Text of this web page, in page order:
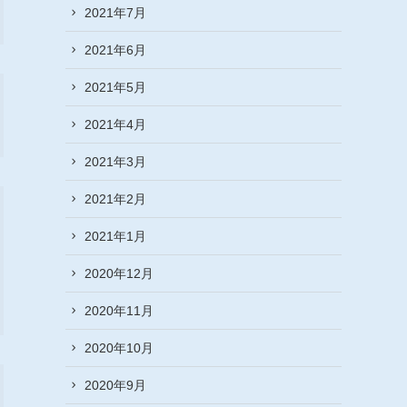
2021年7月
2021年6月
2021年5月
2021年4月
2021年3月
2021年2月
2021年1月
2020年12月
2020年11月
2020年10月
2020年9月